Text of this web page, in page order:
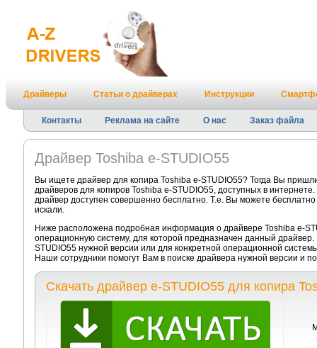
Драйверы Статьи о драйверах Инструкции
Контакты Реклама на сайте О нас Заказ файла
Драйвер Toshiba e-STUDIO55
Вы ищете драйвер для копира Toshiba e-STUDIO55? Тогда Вы
драйверов для копиров Toshiba e-STUDIO55, доступных в
драйвер доступен совершенно бесплатно. Т.е. Вы можете
искали.
Ниже расположена подробная информация о драйвере Toshiba e-
операционную систему, для которой предназначен данный
STUDIO55 нужной версии или для конкретной операционной
Наши сотрудники помогут Вам в поиске драйвера нужной версии и
Скачать драйвер e-STUDIO55 для копира